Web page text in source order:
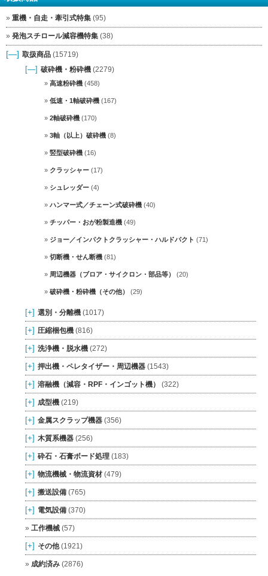
重機・自走・牽引式特集 (95)
発泡スチロール減容機特集 (38)
[—] 取扱商品 (15719)
[—] 破砕機・粉砕機 (2279)
高速粉砕機 (458)
低速・1軸破砕機 (167)
2軸破砕機 (170)
3軸（以上）破砕機 (8)
竪型破砕機 (16)
クラッシャー (17)
シュレッダー (4)
ハンマー式／チェーン式破砕機 (40)
チッパー・おが粉製造機 (49)
ジョー／インパクトクラッシャー・ハルドパクト (71)
切断機・せん断機 (81)
周辺機器（ブロア・サイクロン・部品等） (20)
破砕機・粉砕機（その他） (29)
[+] 選別・分離機 (1017)
[+] 圧縮梱包機 (816)
[+] 洗浄機・脱水機 (272)
[+] 押出機・ペレタイザー・周辺機器 (1543)
[+] 溶融機（減容・RPF・インゴット機） (322)
[+] 成型機 (219)
[+] 金属スクラップ機器 (356)
[+] 木質系機器 (256)
[+] 砕石・石膏ボード処理 (183)
[+] 物流機械・物流資材 (479)
[+] 搬送設備 (765)
[+] 電気設備 (370)
工作機械 (57)
[+] その他(1921)
成約済み (2876)